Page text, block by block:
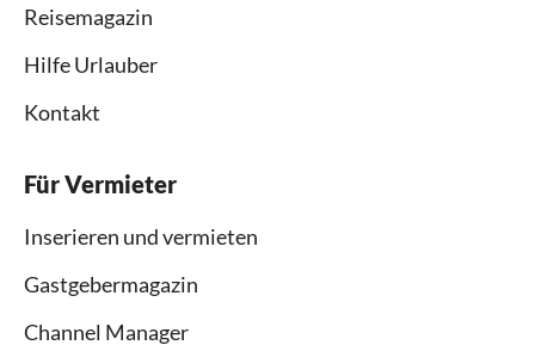
Reisemagazin
Hilfe Urlauber
Kontakt
Für Vermieter
Inserieren und vermieten
Gastgebermagazin
Channel Manager